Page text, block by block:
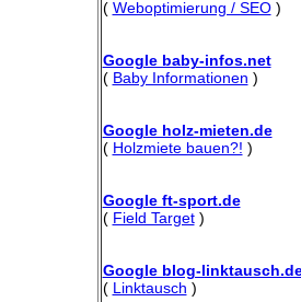
( Weboptimierung / SEO)
Google baby-infos.net
( Baby Informationen )
Google holz-mieten.de
( Holzmiete bauen?! )
Google ft-sport.de
( Field Target)
Google blog-
( Linktausch )